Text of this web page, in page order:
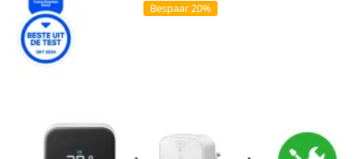
Bespaar 20%